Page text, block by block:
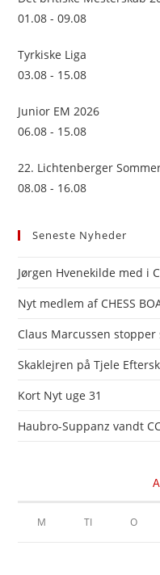
01.08 - 09.08
Tyrkiske Liga
03.08 - 15.08
Junior EM 2026
06.08 - 15.08
22. Lichtenberger
08.08 - 16.08
Seneste Nyheder
Jørgen Hvenekilde med i
Nyt medlem af CHESS
Claus Marcussen
Skaklejren på Tjele
Kort Nyt uge 31
Haubro-Suppanz vandt
M TI O